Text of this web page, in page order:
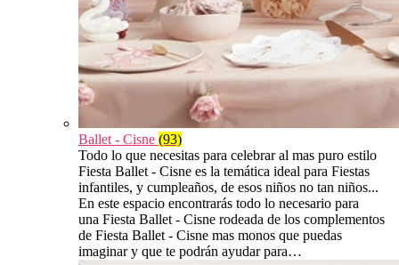
Ballet - Cisne (93)
Todo lo que necesitas para celebrar al mas puro estilo
Fiesta Ballet - Cisne es la temática ideal para Fiestas
infantiles, y cumpleaños, de esos niños no tan niños...
En este espacio encontrarás todo lo necesario para
una Fiesta Ballet - Cisne rodeada de los complementos
de Fiesta Ballet - Cisne mas monos que puedas
imaginar y que te podrán ayudar para…